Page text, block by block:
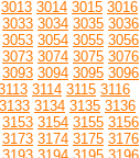
3013 3014 3015 3016
3033 3034 3035 3036
3053 3054 3055 3056
3073 3074 3075 3076
3093 3094 3095 3096
3114 3115 3116
3133 3134 3135 3136
3153 3154 3155 3156
3173 3174 3175 3176